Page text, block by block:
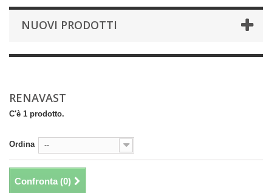
NUOVI PRODOTTI
RENAVAST
C'è 1 prodotto.
Ordina --
Confronta (0)